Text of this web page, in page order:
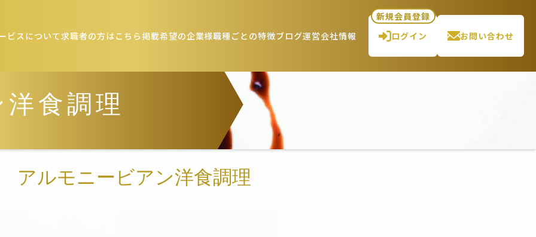
ビスについて求職者の方はこちら 掲載希望の企業様職種ごとの特徴ブログ運営会社情報
新規会員登録
ログイン
お問い合わせ
食調理
アルモニービアン洋食調理